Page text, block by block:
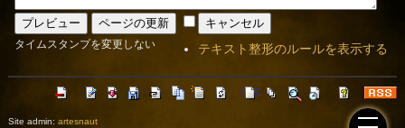
タイムスタンプを変更しない テキスト整形のルールを表示する
Site admin: artesnaut